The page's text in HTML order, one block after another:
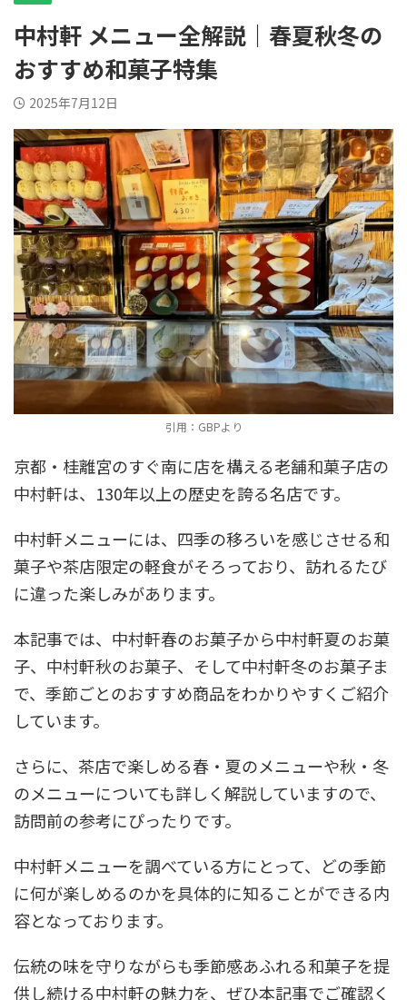
中村軒 メニュー全解説｜春夏秋冬の
おすすめ和菓子特集
2025年7月12日
引用：GBPより
京都・桂離宮のすぐ南に店を構える老舗和菓子店の
中村軒は、130年以上の歴史を誇る名店です。
中村軒メニューには、四季の移ろいを感じさせる和
菓子や茶店限定の軽食がそろっており、訪れるたび
に違った楽しみがあります。
本記事では、中村軒春のお菓子から中村軒夏のお菓
子、中村軒秋のお菓子、そして中村軒冬のお菓子ま
で、季節ごとのおすすめ商品をわかりやすくご紹介
しています。
さらに、茶店で楽しめる春・夏のメニューや秋・冬
のメニューについても詳しく解説していますので、
訪問前の参考にぴったりです。
中村軒メニューを調べている方にとって、どの季節
に何が楽しめるのかを具体的に知ることができる内
容となっております。
伝統の味を守りながらも季節感あふれる和菓子を提
供し続ける中村軒の魅力を、ぜひ本記事でご確認く